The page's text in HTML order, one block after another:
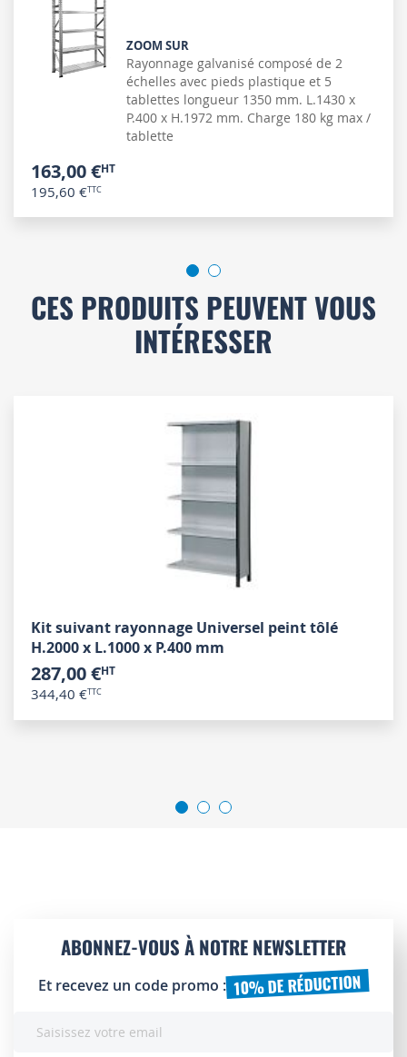
ZOOM SUR
Rayonnage galvanisé composé de 2
échelles avec pieds plastique et 5
tablettes longueur 1350 mm. L.1430 x
P.400 x H.1972 mm. Charge 180 kg max /
tablette
163,00 €
195,60 €
CES PRODUITS PEUVENT VOUS
INTÉRESSER
Kit suivant rayonnage Universel peint tôlé
H.2000 x L.1000 x P.400 mm
287,00 €
344,40 €
ABONNEZ-VOUS À NOTRE NEWSLETTER
Et recevez un code promo : 10% DE RÉDUCTION